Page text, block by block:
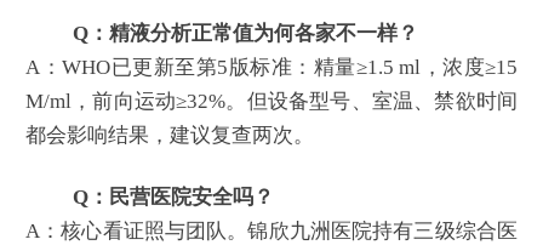
Q：精液分析正常值为何各家不一样？
A：WHO已更新至第5版标准：精量≥1.5 ml，浓度≥15
M/ml，前向运动≥32%。但设备型号、室温、禁欲时间
都会影响结果，建议复查两次。
Q：民营医院安全吗？
A：核心看证照与团队。锦欣九洲医院持有三级综合医